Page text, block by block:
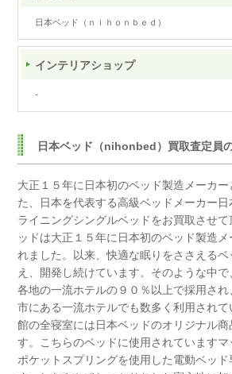
日本ベッド（ｎｉｈｏｎｂｅｄ）
インテリアショップ
-
日本ベッド（nihonbed）買取査定員
大正１５年に日本初のベッド製造メーカ
た、日本を代表する高級ベッドメーカー
ライニングシングルベッドをお買取させて
ッドは大正１５年に日本初のベッド製造メ
れました。 以来、快適な眠りをささえる
え、開発し続けています。 そのような中
各地の一流ホテルの９０％以上で採用さ
市にある一流ホテルでも数多く利用されて
館の全寝室には日本ベッドのオリジナル商
す。 こちらのベッドに使用されています
ポケットスプリングを使用した電動ベッ